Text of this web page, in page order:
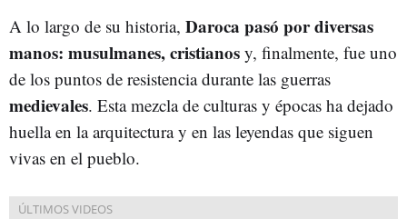
A lo largo de su historia, Daroca pasó por diversas
manos: musulmanes, cristianos y, finalmente, fue uno
de los puntos de resistencia durante las guerras
medievales. Esta mezcla de culturas y épocas ha dejado
huella en la arquitectura y en las leyendas que siguen
vivas en el pueblo.